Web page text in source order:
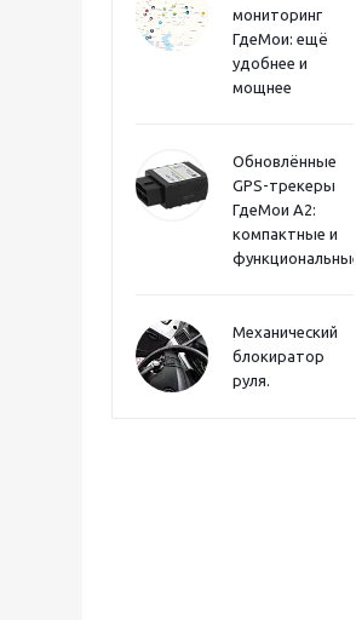
мониторинг
ГдеМои: ещё
удобнее и
мощнее
Обновлённые
GPS-трекеры
ГдеМои А2:
компактные и
функциональные
Механический
блокиратор
руля.